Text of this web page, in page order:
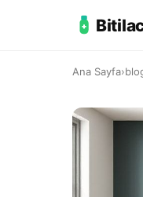
Ana Sayfa›